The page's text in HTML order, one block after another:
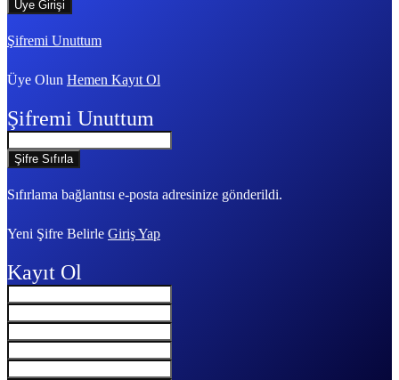
Şifremi Unuttum
Üye Olun Hemen Kayıt Ol
Şifremi Unuttum
Sıfırlama bağlantısı e-posta adresinize gönderildi.
Yeni Şifre Belirle Giriş Yap
Kayıt Ol